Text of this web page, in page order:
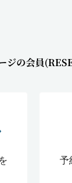
ジの会員
予